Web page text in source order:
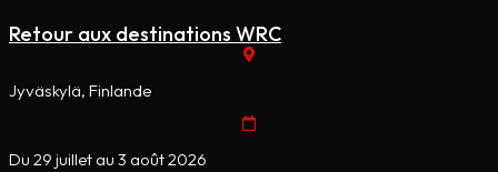
Retour aux destinations WRC
Jyväskylä, Finlande
Du 29 juillet au 3 août 2026